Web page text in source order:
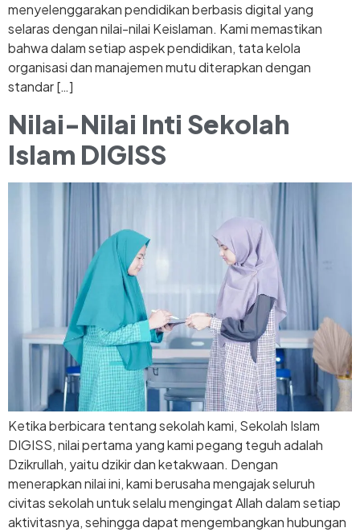
menyelenggarakan pendidikan berbasis digital yang
selaras dengan nilai-nilai Keislaman. Kami memastikan
bahwa dalam setiap aspek pendidikan, tata kelola
organisasi dan manajemen mutu diterapkan dengan
standar […]
Nilai-Nilai Inti Sekolah
Islam DIGISS
Ketika berbicara tentang sekolah kami, Sekolah Islam
DIGISS, nilai pertama yang kami pegang teguh adalah
Dzikrullah, yaitu dzikir dan ketakwaan. Dengan
menerapkan nilai ini, kami berusaha mengajak seluruh
civitas sekolah untuk selalu mengingat Allah dalam setiap
aktivitasnya, sehingga dapat mengembangkan hubungan